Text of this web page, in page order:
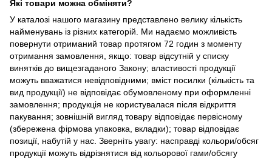
Які товари можна обміняти?
У каталозі нашого магазину представлено велику кількість
найменувань із різних категорій. Ми надаємо можливість
повернути отриманий товар протягом 72 годин з моменту
отримання замовлення, якщо: товар відсутній у списку
винятків до вищезгаданого Закону; властивості продукції
можуть вважатися невідповідними; вміст посилки (кількість та
вид продукції) не відповідає обумовленому при оформленні
замовлення; продукція не користувалася після відкриття
пакування; зовнішній вигляд товару відповідає первісному
(збережена фірмова упаковка, вкладки); товар відповідає
позиції, набутій у нас. Зверніть увагу: насправді кольори/обсяг
продукції можуть відрізнятися від кольорової гами/обсягу